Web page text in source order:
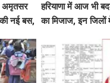
अमृतसर
की नई बस,
हरियाणा में आज भी
का मिजाज, इन जिलों